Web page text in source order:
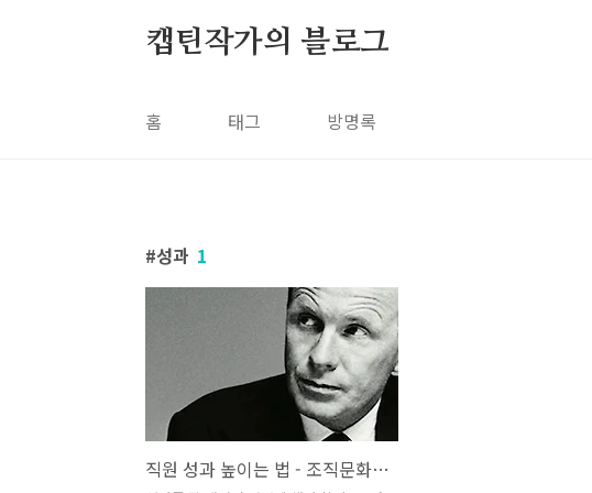
캡틴작가의 블로그
홈 태그 방명록
성과 1
직원 성과 높이는 법 - 조직문화가 개인 성과를 결정한다는 증거